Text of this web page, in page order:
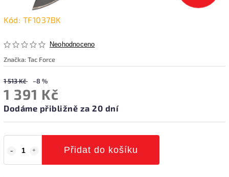
Kód: TF1037BK
Neohodnoceno
Značka:Tac Force
1 513 Kč –8 %
1 391 Kč
Dodáme přibližně za 20 dní
Přidat do košíku